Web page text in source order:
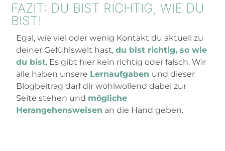
FAZIT: DU BIST RICHTIG, WIE DU
BIST!
Egal, wie viel oder wenig Kontakt du aktuell zu
deiner Gefühlswelt hast,du bist richtig, so wie
du bist. Es gibt hier kein richtig oder falsch. Wir
alle haben unsere Lernaufgaben und dieser
Blogbeitrag darf dir wohlwollend dabei zur
Seite stehen und mögliche
Herangehensweisen an die Hand geben.